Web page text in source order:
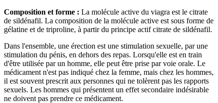
Composition et forme : La molécule active du viagra est le citrate
de sildénafil. La composition de la molécule active est sous forme de
gélatine et de triproline, à partir du principe actif citrate de sildénafil.
Dans l'ensemble, une érection est une stimulation sexuelle, par une
stimulation du pénis, en dehors des repas. Lorsqu'elle est en train
d'être utilisée par un homme, elle peut être prise par voie orale. Le
médicament n'est pas indiqué chez la femme, mais chez les hommes,
il est souvent prescrit aux personnes qui ne tolèrent pas les rapports
sexuels. Les hommes qui présentent un effet secondaire indésirable
ne doivent pas prendre ce médicament.